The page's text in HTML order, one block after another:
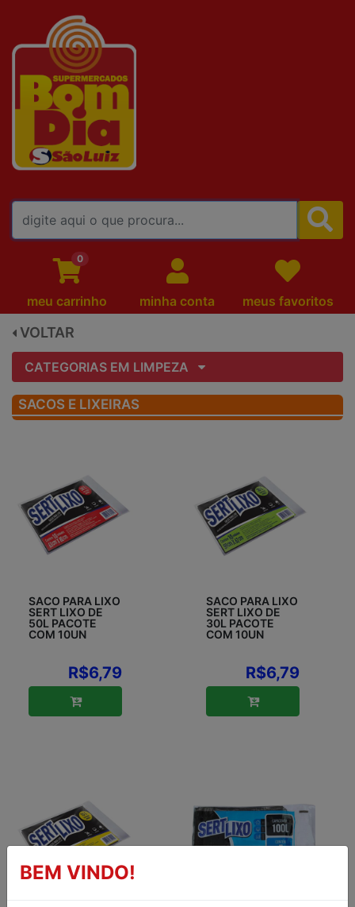
0
meu carrinho minha conta meus favoritos
VOLTAR
CATEGORIAS EM LIMPEZA
SACOS E LIXEIRAS
SACO PARA LIXO
SERT LIXO DE
50L PACOTE
COM 10UN
R$6,79
SACO PARA LIXO
SERT LIXO DE
30L PACOTE
COM 10UN
R$6,79
BEM VINDO!